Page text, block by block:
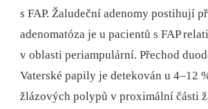
s FAP. Žaludeční adenomy postihují
adenomatóza je u pacientů s FAP
v oblasti periampulární. Přechod
Vaterské papily je detekován u 4–12
žlázových polypů v proximální části